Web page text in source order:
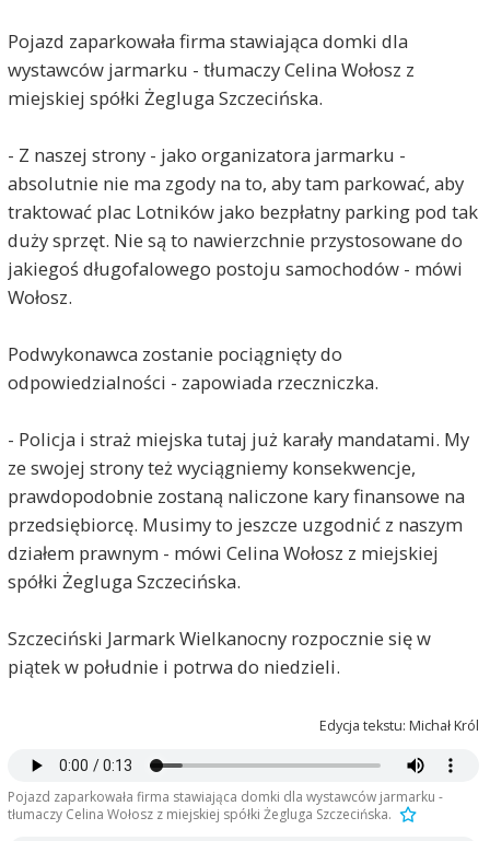
Pojazd zaparkowała firma stawiająca domki dla
wystawców jarmarku - tłumaczy Celina Wołosz z
miejskiej spółki Żegluga Szczecińska.
- Z naszej strony - jako organizatora jarmarku -
absolutnie nie ma zgody na to, aby tam parkować, aby
traktować plac Lotników jako bezpłatny parking pod tak
duży sprzęt. Nie są to nawierzchnie przystosowane do
jakiegoś długofalowego postoju samochodów - mówi
Wołosz.
Podwykonawca zostanie pociągnięty do
odpowiedzialności - zapowiada rzeczniczka.
- Policja i straż miejska tutaj już karały mandatami. My
ze swojej strony też wyciągniemy konsekwencje,
prawdopodobnie zostaną naliczone kary finansowe na
przedsiębiorcę. Musimy to jeszcze uzgodnić z naszym
działem prawnym - mówi Celina Wołosz z miejskiej
spółki Żegluga Szczecińska.
Szczeciński Jarmark Wielkanocny rozpocznie się w
piątek w południe i potrwa do niedzieli.
Edycja tekstu: Michał Król
Pojazd zaparkowała firma stawiająca domki dla wystawców jarmarku -
tłumaczy Celina Wołosz z miejskiej spółki Żegluga Szczecińska.